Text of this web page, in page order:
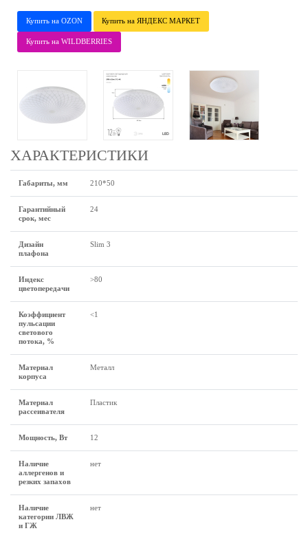
Купить на OZON Купить на ЯНДЕКС МАРКЕТ
Купить на WILDBERRIES
ХАРАКТЕРИСТИКИ
Габариты, мм 210*50
Гарантийный
срок, мес
24
Дизайн
плафона
Slim 3
Индекс
цветопередачи
>80
Коэффициент
пульсации
светового
потока, %
<1
Материал
корпуса
Металл
Материал
рассеивателя
Пластик
Мощность, Вт 12
Наличие
аллергенов и
резких запахов
нет
Наличие
категории ЛВЖ
и ГЖ
нет